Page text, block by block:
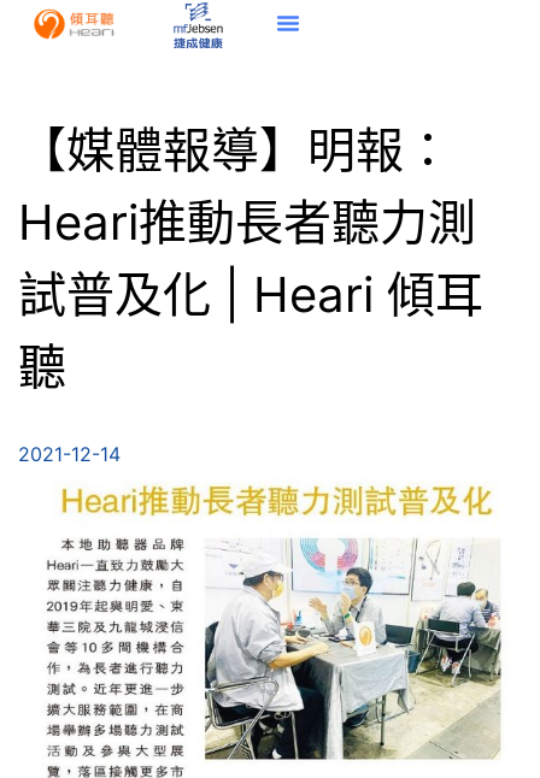
【媒體報導】明報：
Heari推動長者聽力測
試普及化 | Heari 傾耳
聽
2021-12-14